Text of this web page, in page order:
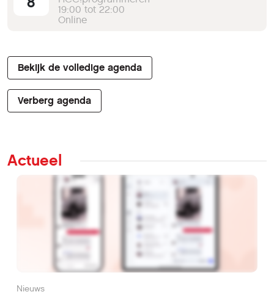
19:00 tot 22:00
Online
Bekijk de volledige agenda
Verberg agenda
Actueel
Nieuws